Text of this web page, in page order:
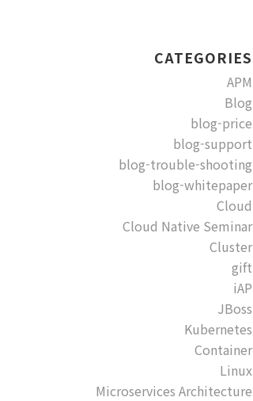
CATEGORIES
APM
Blog
blog-price
blog-support
blog-trouble-shooting
blog-whitepaper
Cloud
Cloud Native Seminar
Cluster
gift
iAP
JBoss
Kubernetes
Container
Linux
Microservices Architecture